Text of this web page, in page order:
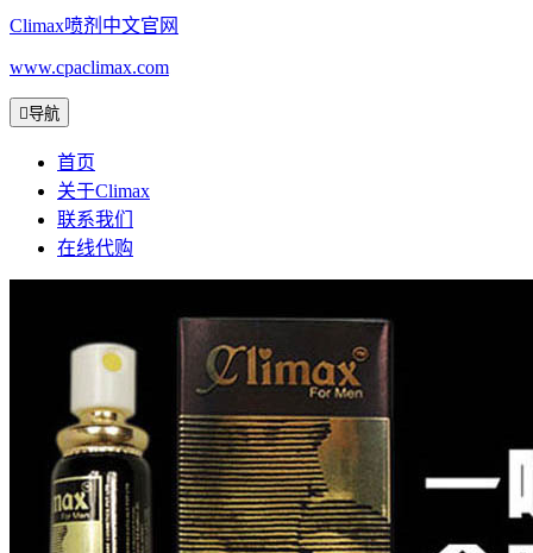
Climax喷剂中文官网
www.cpaclimax.com
导航
首页
关于Climax
联系我们
在线代购